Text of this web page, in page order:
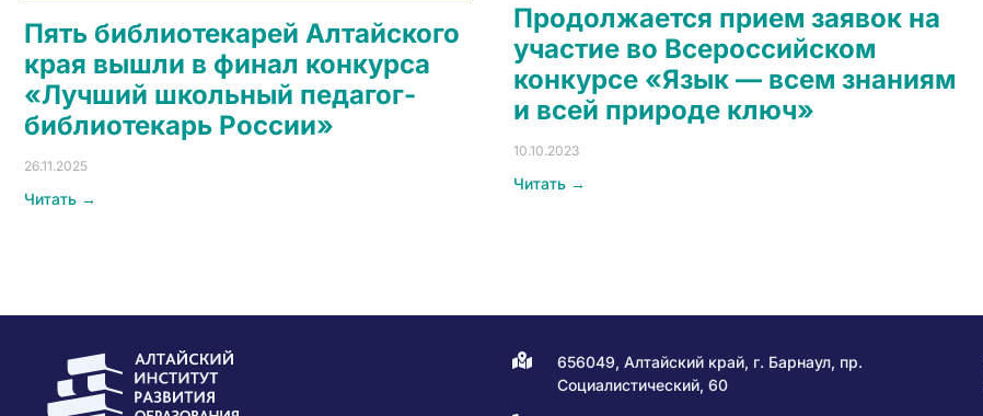
Пять библиотекарей Алтайского
края вышли в финал конкурса
«Лучший школьный педагог-
библиотекарь России»
26.11.2025
Читать →
Продолжается прием заявок на
участие во Всероссийском
конкурсе «Язык — всем знаниям
и всей природе ключ»
10.10.2023
Читать →
656049, Алтайский край, г. Барнаул, пр.
Социалистический, 60